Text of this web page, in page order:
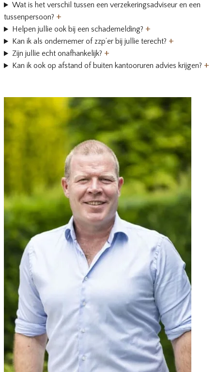
Wat is het verschil tussen een verzekeringsadviseur en een
tussenpersoon? +
Helpen jullie ook bij een schademelding? +
Kan ik als ondernemer of zzp’er bij jullie terecht? +
Zijn jullie echt onafhankelijk? +
Kan ik ook op afstand of buiten kantooruren advies krijgen? +